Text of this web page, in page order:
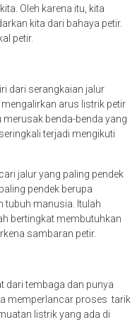
Oleh karena itu, kita
kita dari bahaya petir.
petir.
dari serangkaian jalur
arus listrik petir
benda-benda yang
terjadi mengikuti
jalur yang paling pendek
pendek berupa
tubuh manusia. Itulah
bertingkat membutuhkan
sambaran petir.
dari tembaga dan punya
memperlancar proses tarik
listrik yang ada di